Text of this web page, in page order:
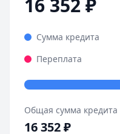
16 352₽
Сумма кредита
Переплата
Общая сумма кредита
16 352₽